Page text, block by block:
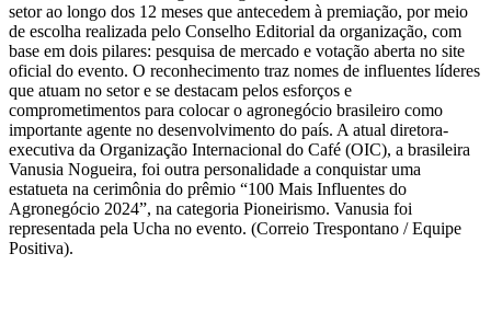
setor ao longo dos 12 meses que antecedem à premiação, por meio
de escolha realizada pelo Conselho Editorial da organização, com
base em dois pilares: pesquisa de mercado e votação aberta no site
oficial do evento. O reconhecimento traz nomes de influentes líderes
que atuam no setor e se destacam pelos esforços e
comprometimentos para colocar o agronegócio brasileiro como
importante agente no desenvolvimento do país. A atual diretora-
executiva da Organização Internacional do Café (OIC), a brasileira
Vanusia Nogueira, foi outra personalidade a conquistar uma
estatueta na cerimônia do prêmio “100 Mais Influentes do
Agronegócio 2024”, na categoria Pioneirismo. Vanusia foi
representada pela Ucha no evento. (Correio Trespontano / Equipe
Positiva).